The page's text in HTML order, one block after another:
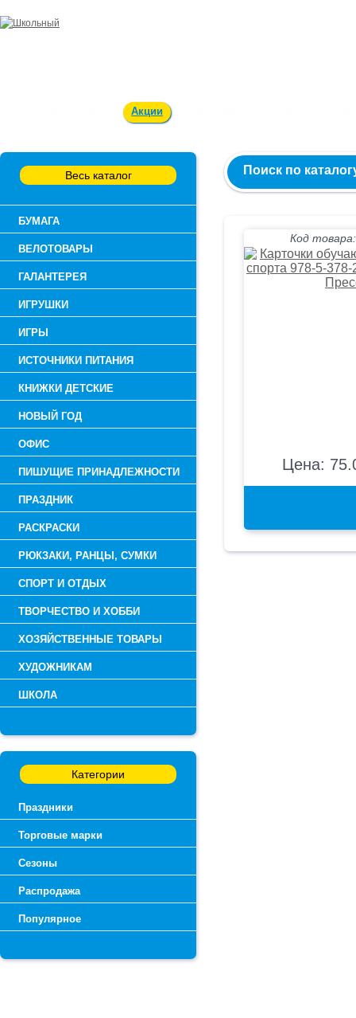
Акции
Весь каталог
БУМАГА
ВЕЛОТОВАРЫ
ГАЛАНТЕРЕЯ
ИГРУШКИ
ИГРЫ
ИСТОЧНИКИ ПИТАНИЯ
КНИЖКИ ДЕТСКИЕ
НОВЫЙ ГОД
ОФИС
ПИШУЩИЕ ПРИНАДЛЕЖНОСТИ
ПРАЗДНИК
РАСКРАСКИ
РЮКЗАКИ, РАНЦЫ, СУМКИ
СПОРТ И ОТДЫХ
ТВОРЧЕСТВО И ХОББИ
ХОЗЯЙСТВЕННЫЕ ТОВАРЫ
ХУДОЖНИКАМ
ШКОЛА
Категории
Праздники
Торговые марки
Сезоны
Распродажа
Популярное
Поиск по
Код
Цена: